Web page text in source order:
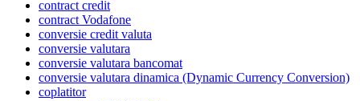
contract credit
contract Vodafone
conversie credit valuta
conversie valutara
conversie valutara bancomat
conversie valutara dinamica (Dynamic Currency Conversion)
coplatitor